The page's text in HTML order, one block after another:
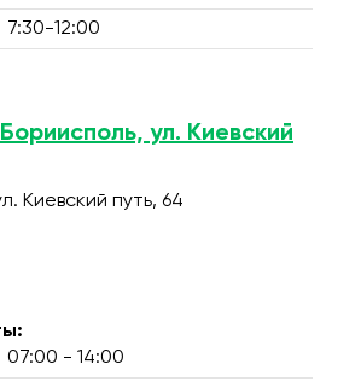
7:30-12:00
ул. Киевский
Киевский путь, 64
07:00 - 14:00